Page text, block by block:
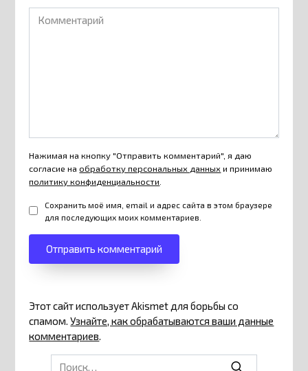
Комментарий
Нажимая на кнопку "Отправить комментарий", я даю
согласие наобработку персональных данных и принимаю
политику конфиденциальности
Сохранить моё имя, email и адрес сайта в этом браузере
для последующих моих комментариев.
Этот сайт использует Akismet для борьбы со
спамом.Узнайте, как обрабатываются ваши данные
комментариев.
Search